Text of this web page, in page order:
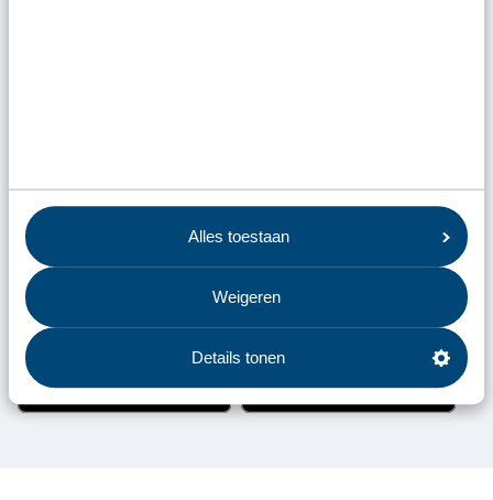
Alles toestaan
Weigeren
Details tonen
Regel gemakkelijk jouw afvalzaken met degratisOmrin
Bedrijfsafvalapp.
Met één klik aangeven dat jouw container vol zit
In één overzicht zien wanneer we langskomen
Handige reminders om je container klaar te zetten